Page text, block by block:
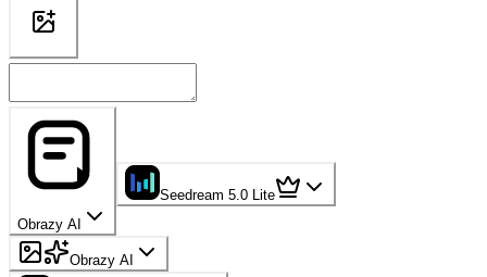
Obrazy AI
Seedream 5.0 Lite
Obrazy AI